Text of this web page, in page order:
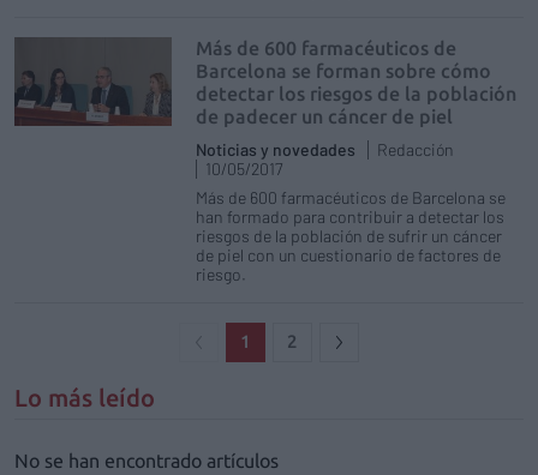
Más de 600 farmacéuticos de
Barcelona se forman sobre cómo
detectar los riesgos de la población
de padecer un cáncer de piel
Noticias y novedades
Redacción
10/05/2017
Más de 600 farmacéuticos de Barcelona se
han formado para contribuir a detectar los
riesgos de la población de sufrir un cáncer
de piel con un cuestionario de factores de
riesgo.
1 2
Lo más leído
No se han encontrado artículos